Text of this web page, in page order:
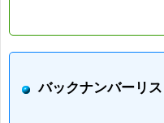
バックナンバーリス